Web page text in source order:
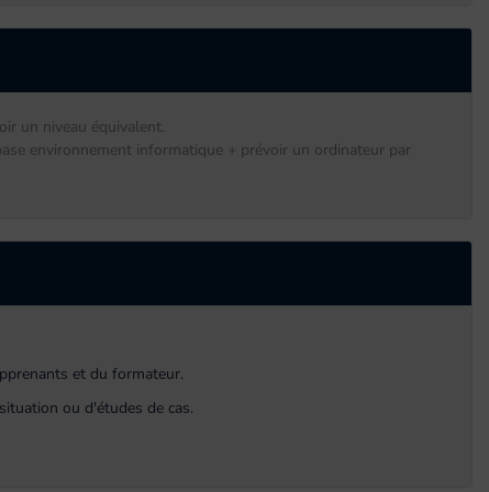
un niveau équivalent.
environnement informatique + prévoir un ordinateur par
et du formateur.
ou d'études de cas.